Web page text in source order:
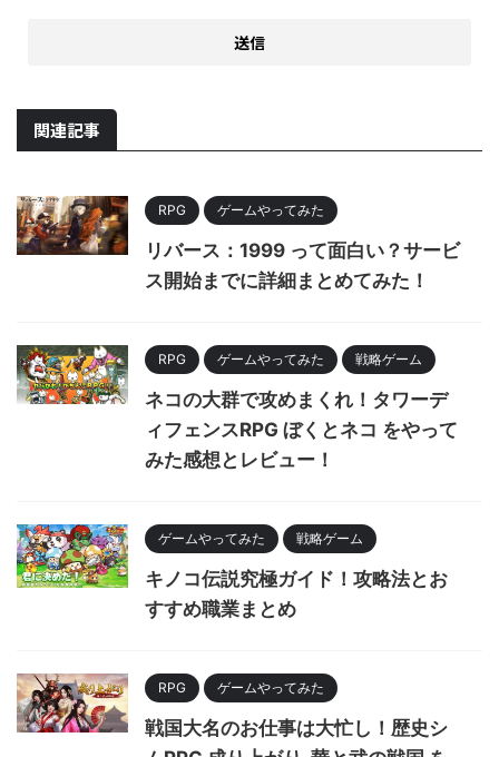
関連記事
RPG ゲームやってみた
リバース：1999 って面白い？サービ
ス開始までに詳細まとめてみた！
RPG ゲームやってみた 戦略ゲーム
ネコの大群で攻めまくれ！タワーデ
ィフェンスRPG ぼくとネコ をやって
みた感想とレビュー！
ゲームやってみた 戦略ゲーム
キノコ伝説究極ガイド！攻略法とお
すすめ職業まとめ
RPG ゲームやってみた
戦国大名のお仕事は大忙し！歴史シ